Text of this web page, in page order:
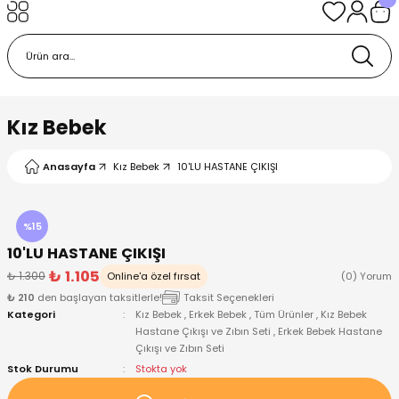
Kız Bebek
Anasayfa Kız Bebek 10'LU HASTANE ÇIKIŞI
%15
10'LU HASTANE ÇIKIŞI
₺ 1.300 ₺ 1.105 Online'a özel fırsat
(0) Yorum
₺ 210 den başlayan taksitlerle!
Taksit Seçenekleri
Kategori
Kız Bebek , Erkek Bebek ,Tüm Ürünler , Kız Bebek
Hastane Çıkışı ve Zıbın Seti , Erkek Bebek Hastane
Çıkışı ve Zıbın Seti
Stok Durumu
Stokta yok
Giyim
Bere ve Eldiven
Bere ve Eldiven
Body
ve Patik
Çıkışı ve Zıbın Seti
Ürünleri